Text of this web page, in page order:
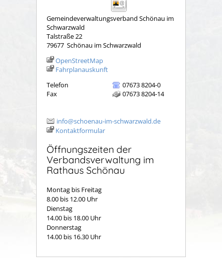
Gemeindeverwaltungsverband Schönau im
Schwarzwald
Talstraße 22
79677 Schönau im Schwarzwald
OpenStreetMap
Fahrplanauskunft
Telefon
07673 8204-0
Fax
07673 8204-14
info@schoenau-im-schwarzwald.de
Kontaktformular
Öffnungszeiten der
Verbandsverwaltung im
Rathaus Schönau
Montag bis Freitag
8.00 bis 12.00 Uhr
Dienstag
14.00 bis 18.00 Uhr
Donnerstag
14.00 bis 16.30 Uhr